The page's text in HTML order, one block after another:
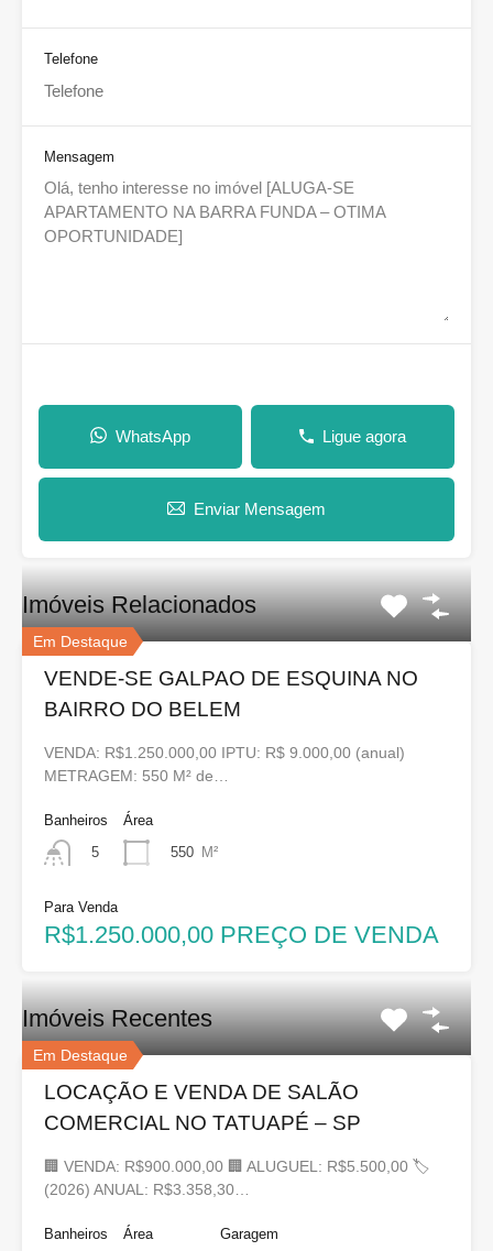
Telefone
Mensagem
WhatsApp Ligue agora
Enviar Mensagem
Imóveis Relacionados
Em Destaque
VENDE-SE GALPAO DE ESQUINA NO
BAIRRO DO BELEM
VENDA: R$1.250.000,00 IPTU: R$ 9.000,00 (anual)
METRAGEM: 550 M² de…
Banheiros
5
Área
550 M²
Para Venda
R$1.250.000,00 PREÇO DE VENDA
Imóveis Recentes
Em Destaque
LOCAÇÃO E VENDA DE SALÃO
COMERCIAL NO TATUAPÉ – SP
🏢 VENDA: R$900.000,00 🏢 ALUGUEL: R$5.500,00 🏷
(2026) ANUAL: R$3.358,30…
Banheiros
Área
Garagem